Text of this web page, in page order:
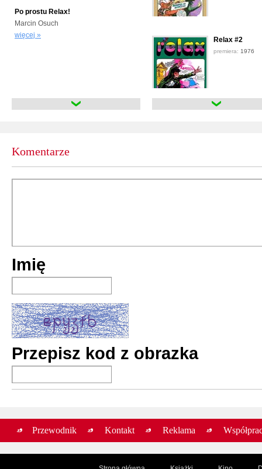
Po prostu Relax!
Marcin Osuch
więcej »
Relax #2
premiera: 1976
Relax #3
Komentarze
Imię
Przepisz kod z obrazka
Przewodnik Kontakt Reklama